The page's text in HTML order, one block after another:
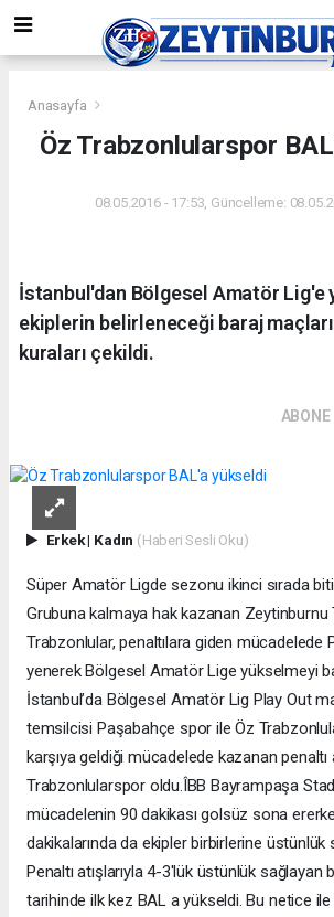
Anasayfa
Öz Trabzonlularspor
08.05.2016 - 17:53, Güncelleme:
İstanbul'dan Bölgesel Amatör Lig'e
ekiplerin belirleneceği baraj
kuraları çekildi.
ABONE
Erkek| Kadın (Haberi Sesli Oku)
Süper Amatör Ligde sezonu ikinci sırada
Grubuna kalmaya hak kazanan
Trabzonlular, penaltılara giden mücadelede
yenerek Bölgesel Amatör Lige yükselmeyi
İstanbul’da Bölgesel Amatör Lig Play Out
temsilcisi Paşabahçe spor ile Öz
karşıya geldiği mücadelede kazanan penaltı
Trabzonlularspor oldu.ÎBB Bayrampaşa
mücadelenin 90 dakikası golsüz sona
dakikalarında da ekipler birbirlerine üstünlük
Penaltı atışlarıyla 4-3'lük üstünlük sağlayan
tarihinde ilk kez BAL a yükseldi. Bu netice